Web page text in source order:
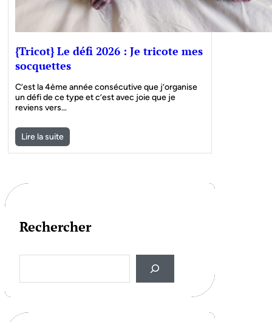
{Tricot} Le défi 2026 : Je tricote mes
socquettes
C’est la 4ème année consécutive que j’organise
un défi de ce type et c’est avec joie que je
reviens vers…
Lire la suite
Rechercher
a
h